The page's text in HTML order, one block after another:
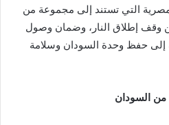
التي تستند إلى مجموعة من
وقف إطلاق النار، وضمان وصول
إلى حفظ وحدة السودان وسلامة
السودان